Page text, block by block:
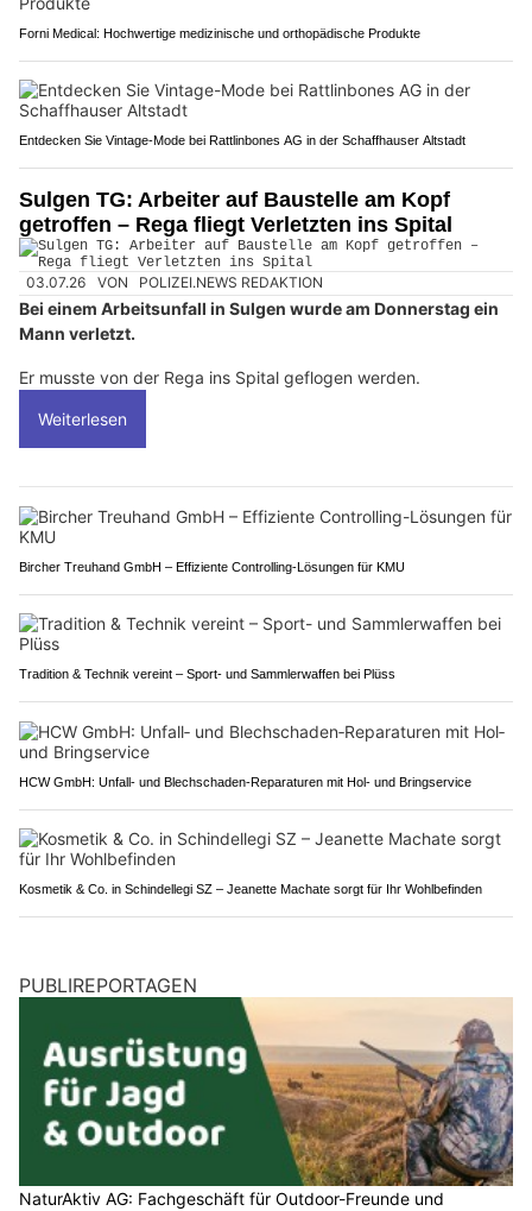
Forni Medical: Hochwertige medizinische und orthopädische Produkte
Entdecken Sie Vintage-Mode bei Rattlinbones AG in der Schaffhauser Altstadt
Sulgen TG: Arbeiter auf Baustelle am Kopf
getroffen – Rega fliegt Verletzten ins Spital
03.07.26 VON POLIZEI.NEWS REDAKTION
Bei einem Arbeitsunfall in Sulgen wurde am Donnerstag ein
Mann verletzt.
Er musste von der Rega ins Spital geflogen werden.
Weiterlesen
Bircher Treuhand GmbH – Effiziente Controlling-Lösungen für KMU
Tradition & Technik vereint – Sport- und Sammlerwaffen bei Plüss
HCW GmbH: Unfall‑ und Blechschaden‑Reparaturen mit Hol‑ und Bringservice
Kosmetik & Co. in Schindellegi SZ – Jeanette Machate sorgt für Ihr Wohlbefinden
PUBLIREPORTAGEN
NaturAktiv AG: Fachgeschäft für Outdoor-Freunde und